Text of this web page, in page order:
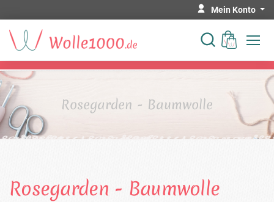
Mein Konto
Rosegarden - Baumwolle
Rosegarden - Baumwolle